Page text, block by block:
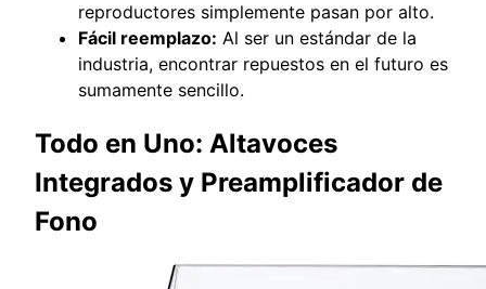
reproductores simplemente pasan por alto.
Fácil reemplazo: Al ser un estándar de la
industria, encontrar repuestos en el futuro es
sumamente sencillo.
Todo en Uno: Altavoces
Integrados y Preamplificador de
Fono